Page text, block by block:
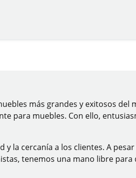
más grandes y exitosos del
para muebles. Con ello,
la cercanía a los clientes. A
tenemos una mano libre